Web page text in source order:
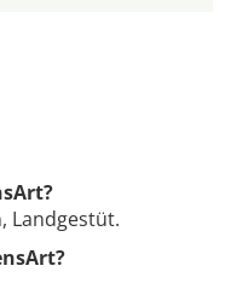
Landgestüt.